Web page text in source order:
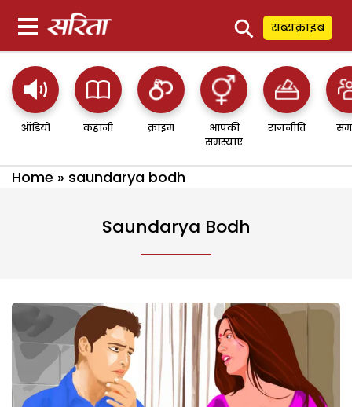
⚲ सब्सक्राइब
ऑडियो कहानी क्राइम
आपकी
समस्याएं
राजनीति
Home » saundarya bodh
Saundarya Bodh